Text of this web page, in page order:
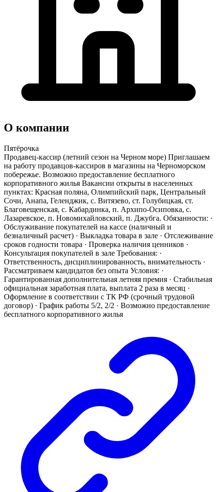
О компании
Пятёрочка
Продавец-кассир (летний сезон на Черном море) Приглашаем
на работу продавцов-кассиров в магазины на Черноморском
побережье. Возможно предоставление бесплатного
корпоративного жилья Вакансии открыты в населенных
пунктах: Красная поляна, Олимпийский парк, Центральный
Сочи, Анапа, Геленджик, с. Витязево, ст. Голубицкая, ст.
Благовещенская, с. Кабардинка, п. Архипо-Осиповка, с.
Лазаревское, п. Новомихайловский, п. Джубга. Обязанности: ·
Обслуживание покупателей на кассе (наличный и
безналичный расчет) · Выкладка товара в зале · Отслеживание
сроков годности товара · Проверка наличия ценников ·
Консультация покупателей в зале Требования: ·
Ответственность, дисциплинированность, внимательность ·
Рассматриваем кандидатов без опыта Условия: ·
Гарантированная дополнительная летняя премия · Стабильная
официальная заработная плата, выплата 2 раза в месяц ·
Оформление в соответствии с ТК РФ (срочный трудовой
договор) · График работы 5/2, 2/2 · Возможно предоставление
бесплатного корпоративного жилья